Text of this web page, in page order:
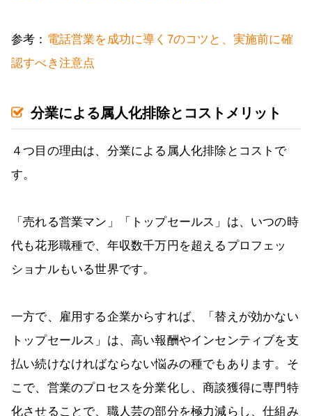
参考： 電話営業を成功に導く7のコツと、実施前に確
認すべき注意点
分業による属人化排除とコストメリット
４つ目の理由は、分業による属人化排除とコストで
す。
「売れる営業マン」「トップセールス」は、いつの時
代も花形職種で、年収数千万円を超えるプロフェッ
ショナルもいる世界です。
一方で、雇用する企業からすれば、「替えが効かない
トップセールス」は、高い報酬やインセンティブを支
払い続けなければならない悩みの種でもあります。そ
こで、営業のプロセスを分業化し、商談獲得に専門特
化させることで、職人芸の部分を極力減らし、仕組み